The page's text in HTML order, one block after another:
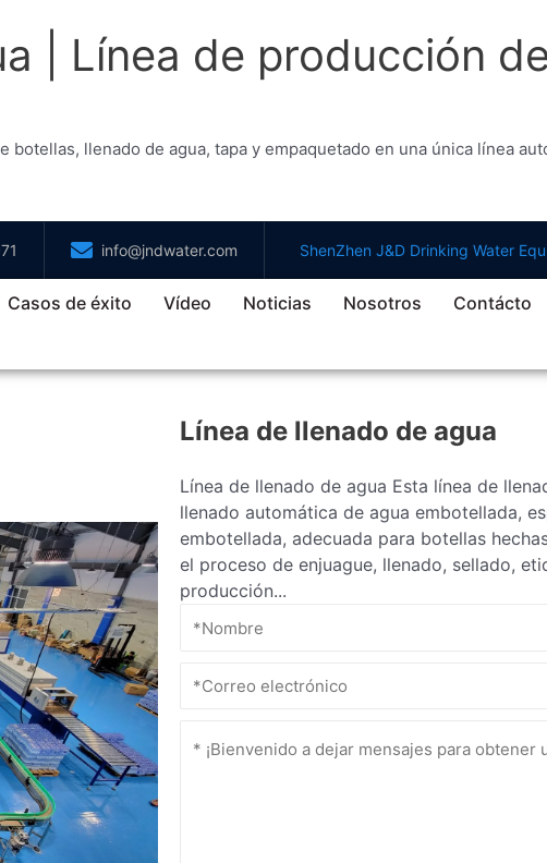
| Línea de producción
botellas, llenado de agua, tapa y empaquetado en una única línea
info@jndwater.com ShenZhen J&D Drinking Water
Casos de éxito Vídeo Noticias Nosotros Contácto
Línea de llenado de agua
Línea de llenado de agua Esta línea de
llenado automática de agua embotellada,
embotellada, adecuada para botellas
el proceso de enjuague, llenado, sellado,
producción...